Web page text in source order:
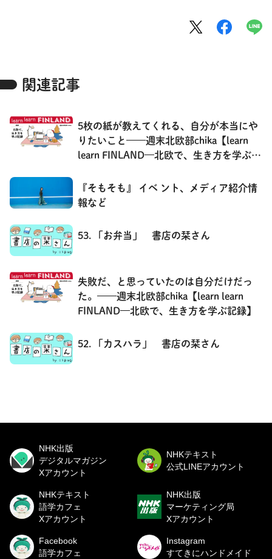
関連記事
5枚の紙が教えてくれる、自分が本当にや
りたいこと——週末北欧部chika【learn
learn FINLAND—北欧で、生き方を学ぶ記
『そもそも』 イベ ント、メディア紹介情
報など
53. 「お弁当」 書店の栞さん
失敗だ、と思っていたのは自分だけだっ
た。——週末北欧部chika【learn learn
FINLAND—北欧で、生き方を学ぶ記録】
52. 「カスハラ」 書店の栞さん
NHK出版
デジタルマガジン
Xアカウント
NHKテキスト
公式LINEアカウント
NHKテキスト
語学カフェ
Xアカウント
NHK出版
マーケティング局
Xアカウント
Facebook
語学カフェ
Instagram
すてきにハンドメイド